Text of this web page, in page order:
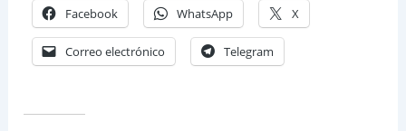
Facebook WhatsApp X
Correo electrónico Telegram